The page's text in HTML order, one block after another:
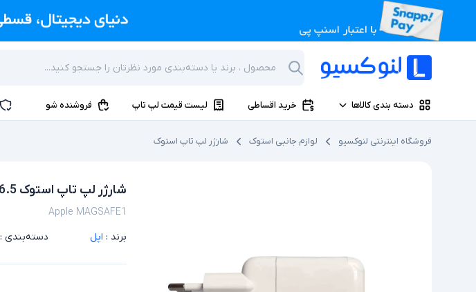
دسته بندی کالاها خرید اقساطی لیست قیمت لپ تاپ فروشنده شو
فروشگاه اینترنتی لنوکسیو لوازم جانبی استوک شارژر لپ تاپ استوک
شارژر لپ تاپ استوک 16.5 ولت 3.65 آمپر اپل مدل MAGSAFE1
Apple MAGSAFE1
برند : اپل دسته‌بندی :